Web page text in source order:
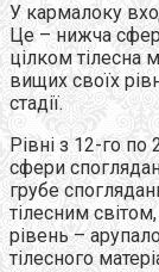
У кармалоку
Це – нижча
цілком тілесна
вищих своїх
стадії.
Рівні з 12-го
сфери
грубе
тілесним
рівень –
тілесного